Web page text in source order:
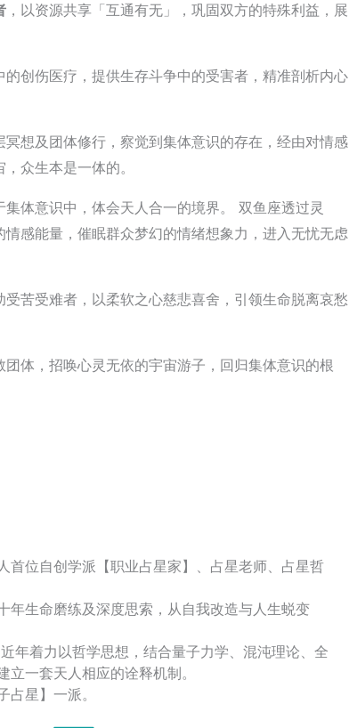
，以资源共享「互通有无」，巩固双方的特殊利益，展
创伤医疗，提供生存斗争中的受害者，精准剖析内心
想及团体修行，察觉到集体意识的存在，经由对情感
众生本是一体的。
体意识中，体会天人合一的境界。 双鱼座透过灵
感能量，催眠群众梦幻的情绪想象力，进入无忧无虑
受苦受难者，以柔软之心慈悲喜舍，引领生命脱离哀愁
体，招唤心灵无依的宇宙游子，回归集体意识的根
首位自创学派【职业占星家】、占星老师、占星哲
年生命磨练及深度思索，从自我改造与人生蜕变
年着力以哲学思想，结合量子力学、混沌理论、全
一套天人相应的诠释机制。
星】一派。